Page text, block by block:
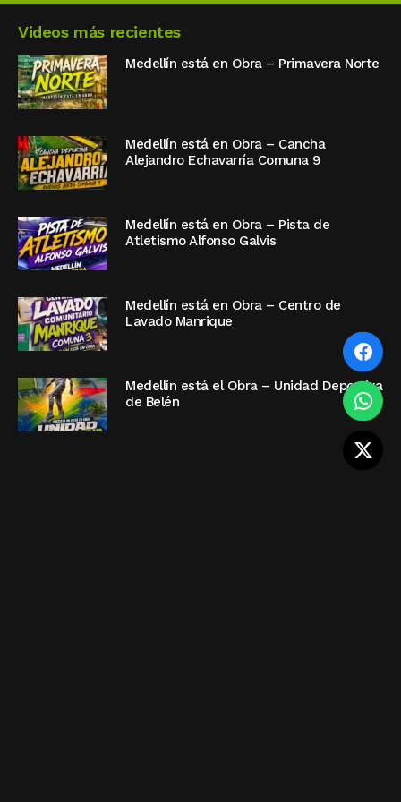
Videos más recientes
Medellín está en Obra – Primavera Norte
Medellín está en Obra – Cancha
Alejandro Echavarría Comuna 9
Medellín está en Obra – Pista de
Atletismo Alfonso Galvis
Medellín está en Obra – Centro de
Lavado Manrique
Medellín está el Obra – Unidad Deportiva
de Belén